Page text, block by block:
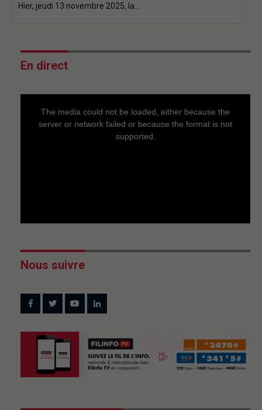
Hier, jeudi 13 novembre 2025, la…
En direct
The media could not be loaded, either because the
server or network failed or because the format is not
supported.
Nous suivre